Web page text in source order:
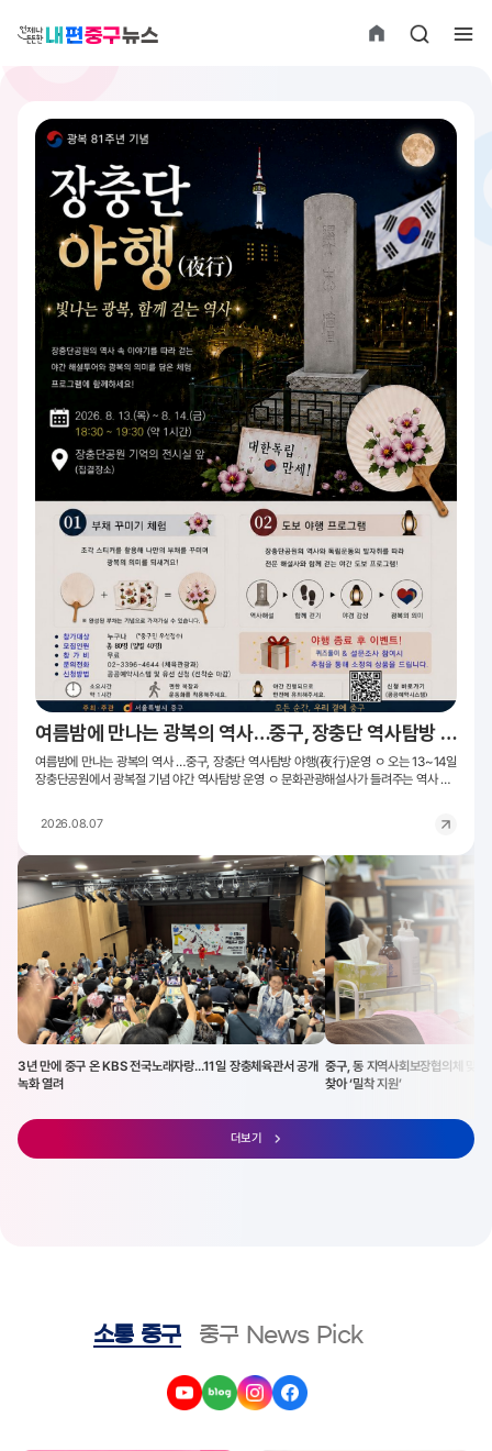
뉴스
멀티미디어
오늘! 중구소식
간행물
여름밤에 만나는 광복의 역사…중구, 장충단 역사탐방 야행(夜行)운영
여름밤에 만나는 광복의 역사 …중구, 장충단 역사탐방 야행(夜行)운영 ㅇ 오는 13~14일
장충단공원에서 광복절 기념 야간 역사탐방 운영 ㅇ 문화관광해설사가 들려주는 역사 이
간 역사탐방 '장충단 야행(夜行)'을 운영한다. 문화관광해설사와 함께 여름밤 장충단공원
험도 마련했다. 프로그램은 오는 13일과 14일, 이틀간 오후 6시 30분부터 약 1시간 동안
진행된다. 혹서기로 잠시 운영을 쉬고있는 도보해설 「장충단, 호국의 길」을 광복절을 맞아
특별히 준비했다. 참가자들은 장충단공원 기억의 전시실 앞에서 출발해 문화관광해설사
와 함께 △장충단비 △한국유림 독립운동 파리장서비 △이준 열사 동상 △이한응 열사
비 △유관순 열사 동상 등을 차례대로 둘러본다. 각 지점에서는 문화관광해설사가 장충단
의 역사와 독립운동가들의 이야기를 생생하게 들려주며 호국과 독립의 의미를 새길 예정
이다. 탐방에 앞서 태극기와 무궁화 스티커를 활용한 부채 꾸미기 체험도 마련했다. 탐방
종료 후에는 온라인 폼을 활용해 역사 퀴즈와 설문조사를 진행하고, 참여자 중 추첨을 통
해 시원한 음료 쿠폰을 제공할 예정이다. 프로그램은 누구나 참여할 수 있으며, 하루에 40
명씩 총 80명을 모집한다. 서울시 공공예약시스템 또는 체육관광과(☏02-3396-464
4)로 신청하면된다. 중구민을 우선으로 접수하며 선착순으로 마감한다. 장충단은 고종이
을미사변 당시 순국한 장병들을 기리기 위해 세운 우리나라 최초의 국립현충원이다. 일제
강점기 훼손의 아픔을 겪었지만 광복 이후 장충단비와 독립운동가 기념시설이 복원되면
다”며, “앞으로도 중구가 간직한 역사문화자원을 쉽고 흥미롭게 체험할 수 있는 프로그램
2026.08.07
3년 만에 중구 온 KBS 전국노래자랑…11일 장충체육관서 공개
녹화 열려
중구, 동 지역사회보장협의체 맞
찾아 ‘밀착 지원’
더보기
소통 중구 중구 News Pick